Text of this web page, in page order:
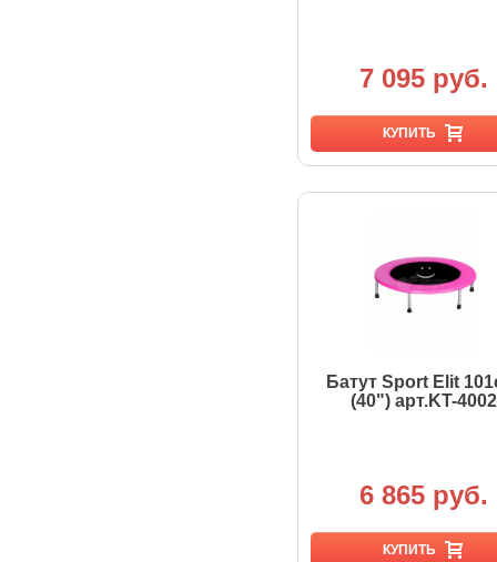
7 095 руб.
КУПИТЬ
Батут Sport Elit
(40") арт.KT-4002
6 865 руб.
КУПИТЬ